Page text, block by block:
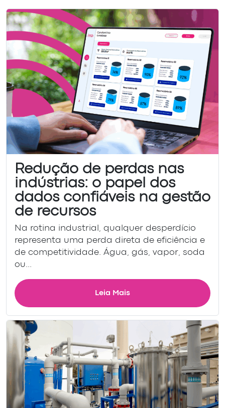
Redução de perdas nas
indústrias: o papel dos
dados confiáveis na gestão
de recursos
Na rotina industrial, qualquer desperdício
representa uma perda direta de eficiência e
de competitividade. Água, gás, vapor, soda
ou...
Leia Mais